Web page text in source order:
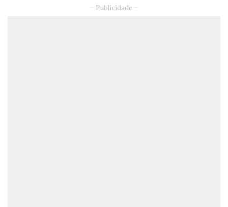
– Publicidade –